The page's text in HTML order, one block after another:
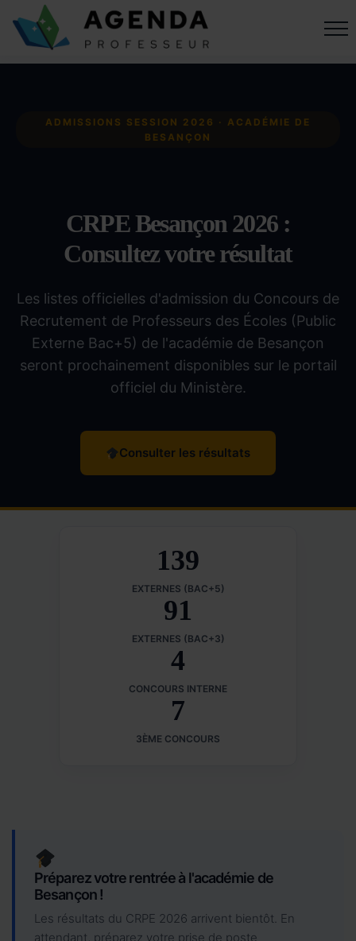
ADMISSIONS SESSION 2026 · ACADÉMIE DE
BESANÇON
CRPE Besançon 2026 :
Consultez votre résultat
Les listes officielles d'admission du Concours de
Recrutement de Professeurs des Écoles (Public
Externe Bac+5) de l'académie de Besançon
seront prochainement disponibles sur le portail
officiel du Ministère.
Consulter les résultats
139
EXTERNES (BAC+5)
91
EXTERNES (BAC+3)
4
CONCOURS INTERNE
7
3ÈME CONCOURS
Préparez votre rentrée à l'académie de
Besançon !
Les résultats du CRPE 2026 arrivent bientôt. En
attendant, préparez votre prise de poste